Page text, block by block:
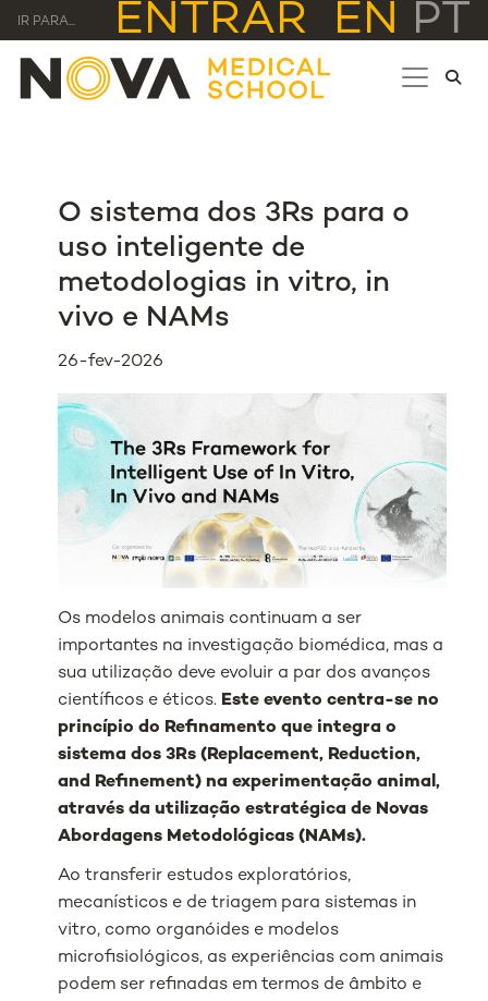
IR PARA... ENTRAR EN PT
O sistema dos 3Rs para o
uso inteligente de
metodologias in vitro, in
vivo e NAMs
26-fev-2026
Os modelos animais continuam a ser
importantes na investigação biomédica, mas a
sua utilização deve evoluir a par dos avanços
científicos e éticos. Este evento centra-se no
princípio do Refinamento que integra o
sistema dos 3Rs (Replacement, Reduction,
and Refinement) na experimentação animal,
através da utilização estratégica de Novas
Abordagens Metodológicas (NAMs).
Ao transferir estudos exploratórios,
mecanísticos e de triagem para sistemas in
vitro, como organóides e modelos
microfisiológicos, as experiências com animais
podem ser refinadas em termos de âmbito e